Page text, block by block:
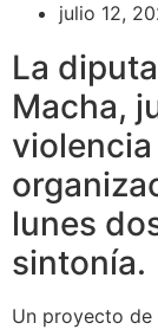
julio 12,
La
Macha,
lunes
sintonía.
Un proyecto